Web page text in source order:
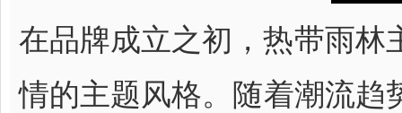
在品牌成立之初，热带雨林
情的主题风格。随着潮流趋